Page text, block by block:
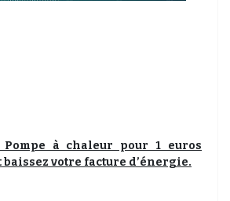
à chaleur pour 1 euros
votre facture d’énergie.